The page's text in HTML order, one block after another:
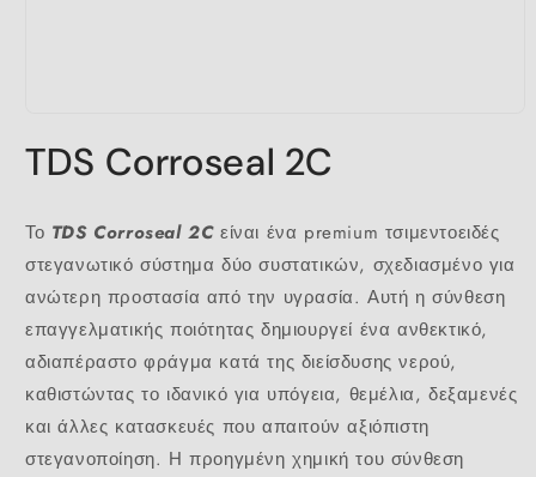
1
in
TDS Corroseal 2C
Το TDS Corroseal 2Cείναι ένα premium τσιμεντοειδές
στεγανωτικό σύστημα δύο συστατικών, σχεδιασμένο για
ανώτερη προστασία από την υγρασία. Αυτή η σύνθεση
επαγγελματικής ποιότητας δημιουργεί ένα ανθεκτικό,
αδιαπέραστο φράγμα κατά της διείσδυσης νερού,
καθιστώντας το ιδανικό για υπόγεια, θεμέλια, δεξαμενές
και άλλες κατασκευές που απαιτούν αξιόπιστη
στεγανοποίηση. Η προηγμένη χημική του σύνθεση